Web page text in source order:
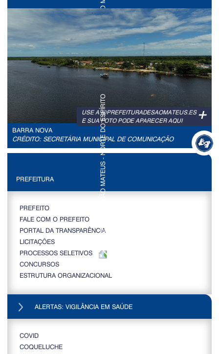
+
USE A @PREFEITURADESAOMATEUS.ES
E SUA FOTO PODE APARECER AQUI
BARRA NOVA
CRÉDITO: SECRETÁRIA MUNICIPAL DE COMUNICAÇÃO
PREFEITURA
PREFEITO
FALE COM O PREFEITO
PORTAL DA TRANSPARÊNCIA
LICITAÇÕES
PROCESSOS SELETIVOS
CONCURSOS
ESTRUTURA ORGANIZACIONAL
ALERTAS: VIGILÂNCIA EM SAÚDE
COVID
COQUELUCHE